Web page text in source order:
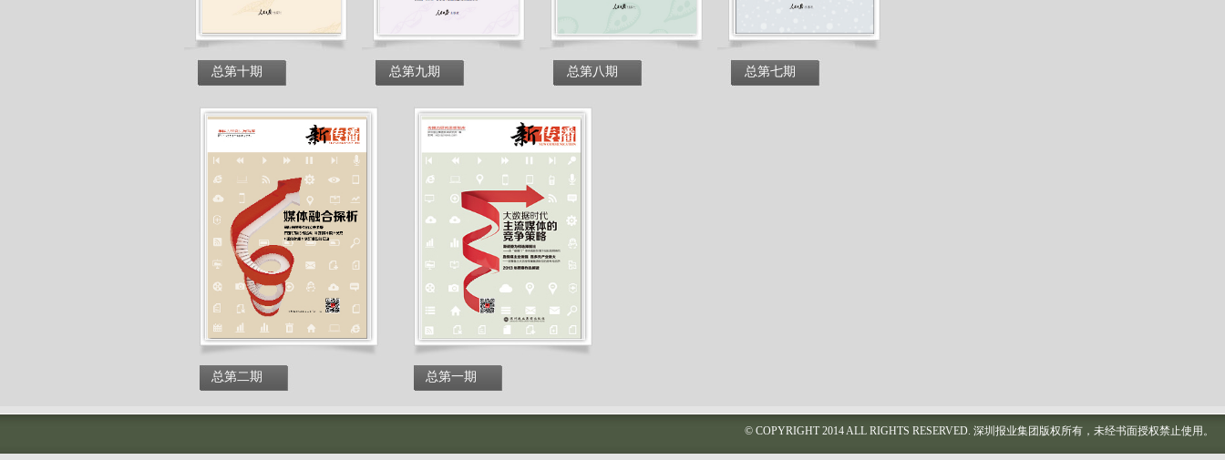
总第十期 总第九期 总第八期 总第七期
总第二期 总第一期
© COPYRIGHT 2014 ALL RIGHTS RESERVED. 深圳报业集团版权所有，未经书面授权禁止使用。